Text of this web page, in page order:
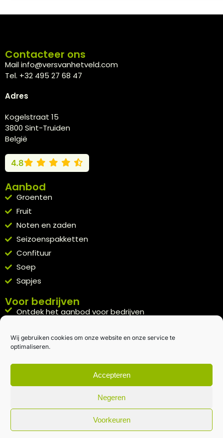
Wij gebruiken cookies om onze website en onze service te
optimaliseren.
Accepteren
Negeren
Voorkeuren
Contacteer ons
Mail info@versvanhetveld.com
Tel. +32 495 27 68 47
Adres
Kogelstraat 15
3800 Sint-Truiden
België
4.8
Aanbod
Groenten
Fruit
Noten en zaden
Seizoenspakketten
Confituur
Soep
Sapjes
Voor bedrijven
Ontdek het aanbod voor bedrijven
Kennismakingspakket aanvragen
Blijft op de hoogte
Rechtstreeks van het veld naar je inbox.
Inschrijven nieuwsbrief
Algemene voorwaarden|Privacybeleid| gemaakt met door